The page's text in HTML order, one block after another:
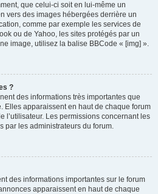
que celui-ci soit en lui-même un
vers des images hébergées derrière un
comme par exemple les services de
ou de Yahoo, les sites protégés par un
image, utilisez la balise BBCode « [img] ».
?
des informations très importantes que
Elles apparaissent en haut de chaque forum
l’utilisateur. Les permissions concernant les
par les administrateurs du forum.
des informations importantes sur le forum
apparaissent en haut de chaque